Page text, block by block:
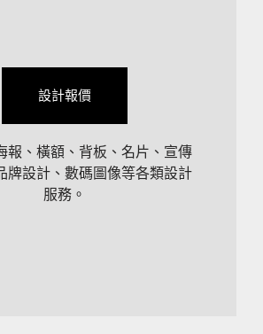
設計報價
報、橫額、背板、名片、宣傳
牌設計、數碼圖像等各類設計
服務。